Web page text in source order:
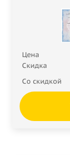
Цена
Скидка
Со скидкой